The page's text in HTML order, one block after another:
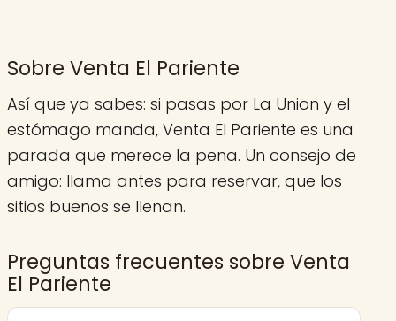
Sobre Venta El Pariente
Así que ya sabes: si pasas por La Union y el
estómago manda, Venta El Pariente es una
parada que merece la pena. Un consejo de
amigo: llama antes para reservar, que los
sitios buenos se llenan.
Preguntas frecuentes sobre Venta
El Pariente